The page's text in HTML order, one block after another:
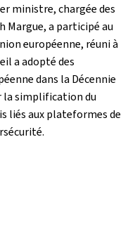
ministre, chargée des
Margue, a participé au
européenne, réuni à
a adopté des
dans la Décennie
la simplification du
liés aux plateformes de